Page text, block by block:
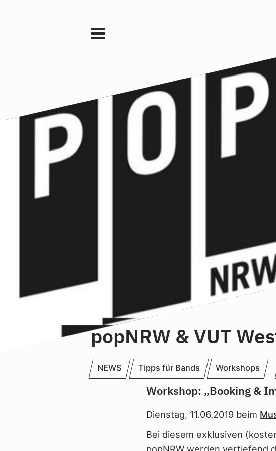
popNRW & VUT
NEWS Tipps für Bands Workshops
Workshop: „Booking &
Dienstag, 11.06.2019 beim
Bei diesem exklusiven